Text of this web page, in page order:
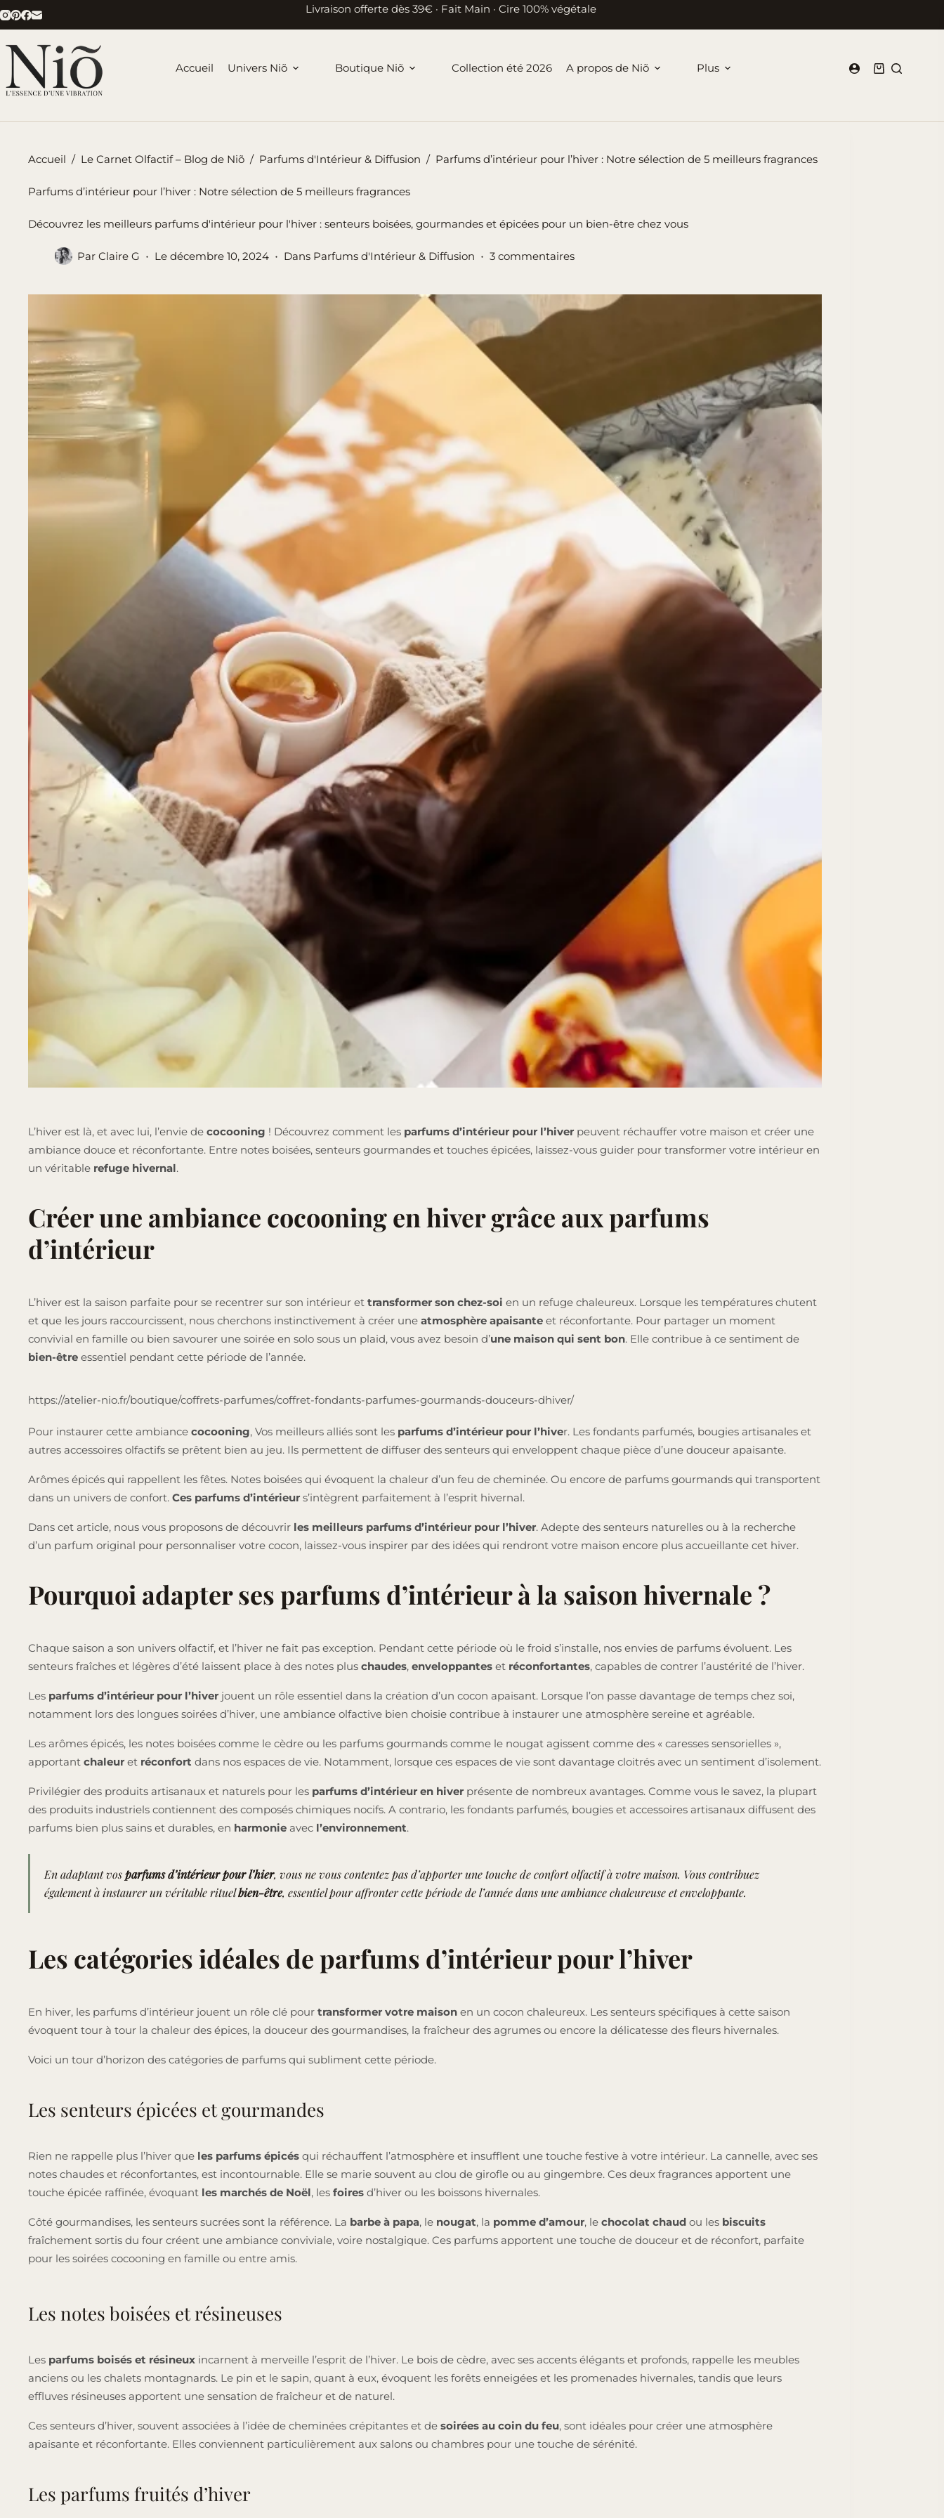
Passer
au
contenu
Livraison offerte dès 39€ · Fait Main · Cire 100% végétale
Accueil Univers Niõ Boutique Niõ Collection été 2026 A propos de Niõ Plus
Panier
Accueil / Le Carnet Olfactif – Blog de Niõ / Parfums d'Intérieur & Diffusion / Parfums d’intérieur pour l’hiver : Notre sélection de 5 meilleurs fragrances
Parfums d’intérieur pour l’hiver : Notre sélection de 5 meilleurs fragrances
Découvrez les meilleurs parfums d'intérieur pour l'hiver : senteurs boisées, gourmandes et épicées pour un bien-être chez vous
Par Claire G Le décembre 10, 2024 Dans Parfums d'Intérieur & Diffusion 3 commentaires
L’hiver est là, et avec lui, l’envie de cocooning ! Découvrez comment les parfums d’intérieur pour l’hiver peuvent réchauffer votre maison et créer une
ambiance douce et réconfortante. Entre notes boisées, senteurs gourmandes et touches épicées, laissez-vous guider pour transformer votre intérieur en
un véritable refuge hivernal.
Créer une ambiance cocooning en hiver grâce aux parfums
d’intérieur
L’hiver est la saison parfaite pour se recentrer sur son intérieur et transformer son chez-soi en un refuge chaleureux. Lorsque les températures chutent
et que les jours raccourcissent, nous cherchons instinctivement à créer une atmosphère apaisante et réconfortante. Pour partager un moment
convivial en famille ou bien savourer une soirée en solo sous un plaid, vous avez besoin d’une maison qui sent bon. Elle contribue à ce sentiment de
bien-être essentiel pendant cette période de l’année.
https://atelier-nio.fr/boutique/coffrets-parfumes/coffret-fondants-parfumes-gourmands-douceurs-dhiver/
Pour instaurer cette ambiance cocooning, Vos meilleurs alliés sont les parfums d’intérieur pour l’hiver. Les fondants parfumés, bougies artisanales et
autres accessoires olfactifs se prêtent bien au jeu. Ils permettent de diffuser des senteurs qui enveloppent chaque pièce d’une douceur apaisante.
Arômes épicés qui rappellent les fêtes. Notes boisées qui évoquent la chaleur d’un feu de cheminée. Ou encore de parfums gourmands qui transportent
dans un univers de confort. Ces parfums d’intérieur s’intègrent parfaitement à l’esprit hivernal.
Dans cet article, nous vous proposons de découvrir les meilleurs parfums d’intérieur pour l’hiver. Adepte des senteurs naturelles ou à la recherche
d’un parfum original pour personnaliser votre cocon, laissez-vous inspirer par des idées qui rendront votre maison encore plus accueillante cet hiver.
Pourquoi adapter ses parfums d’intérieur à la saison hivernale ?
Chaque saison a son univers olfactif, et l’hiver ne fait pas exception. Pendant cette période où le froid s’installe, nos envies de parfums évoluent. Les
senteurs fraîches et légères d’été laissent place à des notes plus chaudes, enveloppantes et réconfortantes, capables de contrer l’austérité de l’hiver.
Les parfums d’intérieur pour l’hiver jouent un rôle essentiel dans la création d’un cocon apaisant. Lorsque l’on passe davantage de temps chez soi,
notamment lors des longues soirées d’hiver, une ambiance olfactive bien choisie contribue à instaurer une atmosphère sereine et agréable.
Les arômes épicés, les notes boisées comme le cèdre ou les parfums gourmands comme le nougat agissent comme des « caresses sensorielles »,
apportant chaleur et réconfort dans nos espaces de vie. Notamment, lorsque ces espaces de vie sont davantage cloitrés avec un sentiment d’isolement.
Privilégier des produits artisanaux et naturels pour les parfums d’intérieur en hiver présente de nombreux avantages. Comme vous le savez, la plupart
des produits industriels contiennent des composés chimiques nocifs. A contrario, les fondants parfumés, bougies et accessoires artisanaux diffusent des
parfums bien plus sains et durables, en harmonie avec l’environnement.
En adaptant vosparfums d’intérieur pour l’hier, vous ne vous contentez pas d’apporter une touche de confort olfactif à votre maison. Vous contribuez
également à instaurer un véritable rituelbien-être, essentiel pour affronter cette période de l’année dans une ambiance chaleureuse et enveloppante.
Les catégories idéales de parfums d’intérieur pour l’hiver
En hiver, les parfums d’intérieur jouent un rôle clé pour transformer votre maison en un cocon chaleureux. Les senteurs spécifiques à cette saison
évoquent tour à tour la chaleur des épices, la douceur des gourmandises, la fraîcheur des agrumes ou encore la délicatesse des fleurs hivernales.
Voici un tour d’horizon des catégories de parfums qui subliment cette période.
Les senteurs épicées et gourmandes
Rien ne rappelle plus l’hiver que les parfums épicés qui réchauffent l’atmosphère et insufflent une touche festive à votre intérieur. La cannelle, avec ses
notes chaudes et réconfortantes, est incontournable. Elle se marie souvent au clou de girofle ou au gingembre. Ces deux fragrances apportent une
touche épicée raffinée, évoquant les marchés de Noël, les foires d’hiver ou les boissons hivernales.
Côté gourmandises, les senteurs sucrées sont la référence. La barbe à papa, le nougat, la pomme d’amour, le chocolat chaud ou les biscuits
fraîchement sortis du four créent une ambiance conviviale, voire nostalgique. Ces parfums apportent une touche de douceur et de réconfort, parfaite
pour les soirées cocooning en famille ou entre amis.
Les notes boisées et résineuses
Les parfums boisés et résineux incarnent à merveille l’esprit de l’hiver. Le bois de cèdre, avec ses accents élégants et profonds, rappelle les meubles
anciens ou les chalets montagnards. Le pin et le sapin, quant à eux, évoquent les forêts enneigées et les promenades hivernales, tandis que leurs
effluves résineuses apportent une sensation de fraîcheur et de naturel.
Ces senteurs d’hiver, souvent associées à l’idée de cheminées crépitantes et de soirées au coin du feu, sont idéales pour créer une atmosphère
apaisante et réconfortante. Elles conviennent particulièrement aux salons ou chambres pour une touche de sérénité.
Les parfums fruités d’hiver